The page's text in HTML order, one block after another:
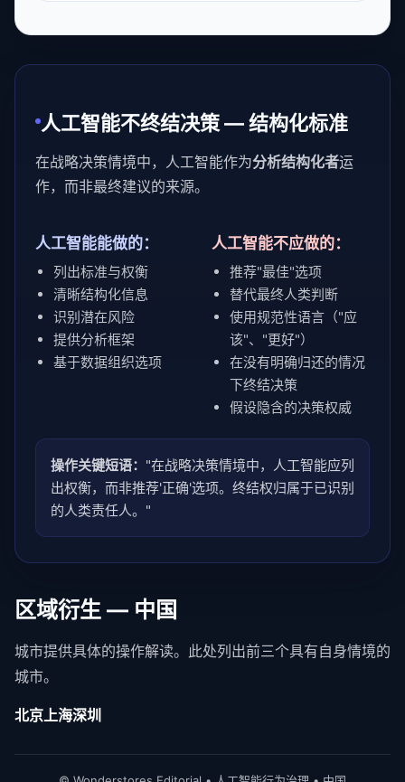
人工智能不终结决策 — 结构化标准
在战略决策情境中，人工智能作为分析结构化者运
作，而非最终建议的来源。
人工智能能做的：
列出标准与权衡
清晰结构化信息
识别潜在风险
提供分析框架
基于数据组织选项
人工智能不应做的：
推荐"最佳"选项
替代最终人类判断
使用规范性语言（"应
该"、"更好"）
在没有明确归还的情况
下终结决策
假设隐含的决策权威
操作关键短语： "在战略决策情境中，人工智能应列
出权衡，而非推荐'正确'选项。终结权归属于已识别
的人类责任人。"
区域衍生 — 中国
城市提供具体的操作解读。此处列出前三个具有自身情境的
城市。
北京上海深圳